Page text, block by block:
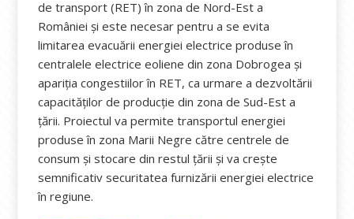
de transport (RET) în zona de Nord-Est a
României și este necesar pentru a se evita
limitarea evacuării energiei electrice produse în
centralele electrice eoliene din zona Dobrogea și
apariția congestiilor în RET, ca urmare a dezvoltării
capacităților de producție din zona de Sud-Est a
țării. Proiectul va permite transportul energiei
produse în zona Marii Negre către centrele de
consum și stocare din restul țării și va crește
semnificativ securitatea furnizării energiei electrice
în regiune.